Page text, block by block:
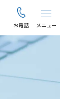
お電話 メニュー